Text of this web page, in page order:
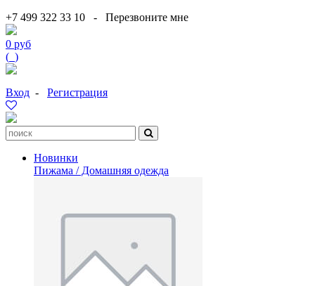
+7 499 322 33 10 - Перезвоните мне
0 руб
( )
Вход - Регистрация
Новинки
Пижама / Домашняя одежда